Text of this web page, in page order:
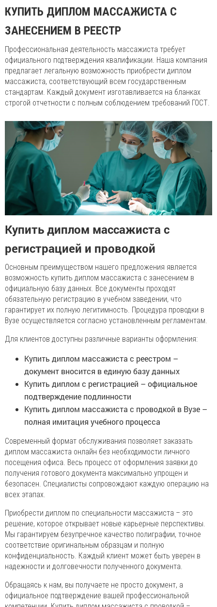
КУПИТЬ ДИПЛОМ МАССАЖИСТА С
ЗАНЕСЕНИЕМ В РЕЕСТР
Профессиональная деятельность массажиста требует
официального подтверждения квалификации. Наша компания
предлагает легальную возможность приобрести диплом
массажиста, соответствующий всем государственным
стандартам. Каждый документ изготавливается на бланках
строгой отчетности с полным соблюдением требований ГОСТ.
Купить диплом массажиста с
регистрацией и проводкой
Основным преимуществом нашего предложения является
возможность купить диплом массажиста с занесением в
официальную базу данных. Все документы проходят
обязательную регистрацию в учебном заведении, что
гарантирует их полную легитимность. Процедура проводки в
Вузе осуществляется согласно установленным регламентам.
Для клиентов доступны различные варианты оформления:
Купить диплом массажиста с реестром –
документ вносится в единую базу данных
Купить диплом с регистрацией – официальное
подтверждение подлинности
Купить диплом массажиста с проводкой в Вузе –
полная имитация учебного процесса
Современный формат обслуживания позволяет заказать
диплом массажиста онлайн без необходимости личного
посещения офиса. Весь процесс от оформления заявки до
получения готового документа максимально упрощен и
безопасен. Специалисты сопровождают каждую операцию на
всех этапах.
Приобрести диплом по специальности массажиста – это
решение, которое открывает новые карьерные перспективы.
Мы гарантируем безупречное качество полиграфии, точное
соответствие оригинальным образцам и полную
конфиденциальность. Каждый клиент может быть уверен в
надежности и долговечности полученного документа.
Обращаясь к нам, вы получаете не просто документ, а
официальное подтверждение вашей профессиональной